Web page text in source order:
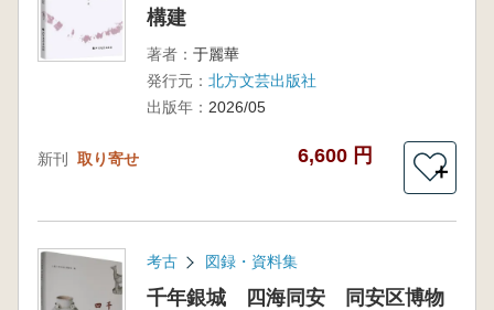
構建
著者： 于麗華
発行元： 北方文芸出版社
出版年： 2026/05
新刊 取り寄せ 6,600 円
＋
考古 図録・資料集
千年銀城 四海同安 同安区博物